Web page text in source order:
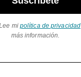
mi política de privacidad
más información.